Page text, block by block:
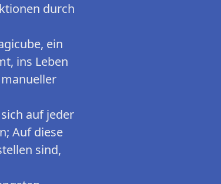
durch
ein
ins Leben
auf jeder
Auf diese
sind,